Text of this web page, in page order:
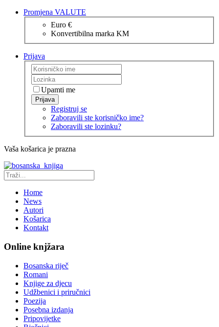
Promjena VALUTE
Euro €
Konvertibilna marka KM
Prijava
Upamti me
Prijava
Registruj se
Zaboravili ste korisničko ime?
Zaboravili ste lozinku?
Vaša košarica je prazna
Home
News
Autori
Košarica
Kontakt
Online knjžara
Bosanska riječ
Romani
Knjige za djecu
Udžbenici i priručnici
Poezija
Posebna izdanja
Pripovijetke